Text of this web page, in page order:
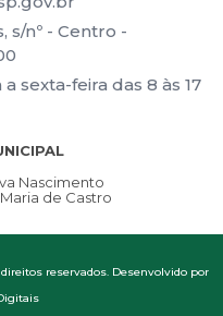
s/nº - Centro -
sexta-feira das 8 às 17
Nascimento
de Castro
reservados. Desenvolvido por